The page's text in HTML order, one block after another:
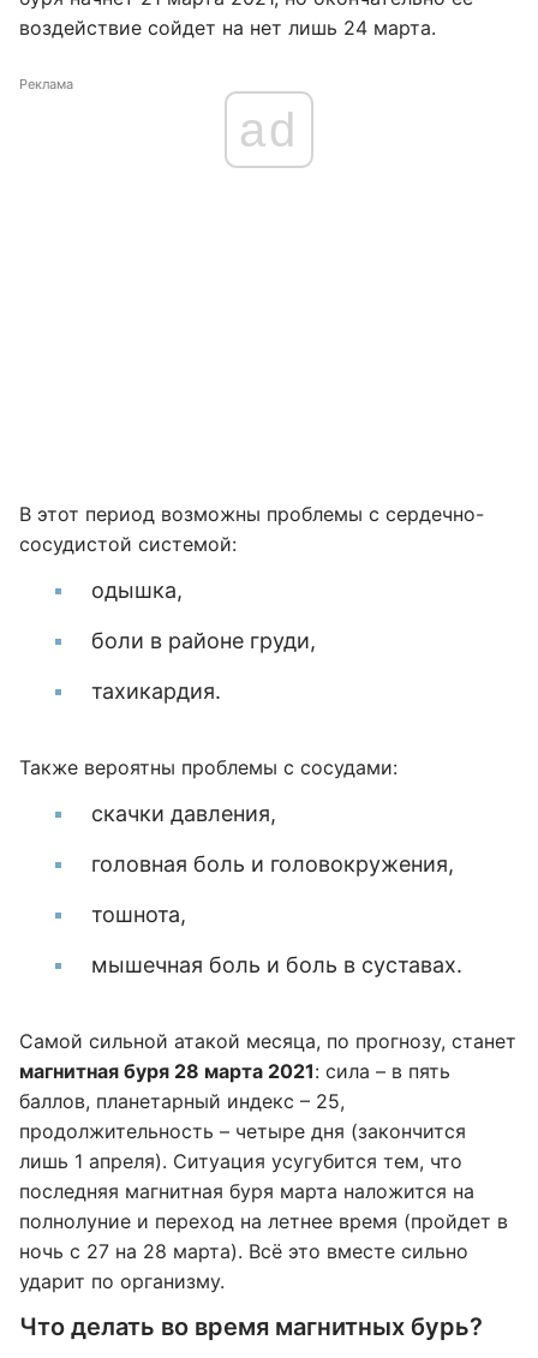
воздействие сойдет на нет лишь 24 марта.
Реклама
ad
В этот период возможны проблемы с сердечно-
сосудистой системой:
одышка,
боли в районе груди,
тахикардия.
Также вероятны проблемы с сосудами:
скачки давления,
головная боль и головокружения,
тошнота,
мышечная боль и боль в суставах.
Самой сильной атакой месяца, по прогнозу, станет
магнитная буря 28 марта 2021: сила – в пять
баллов, планетарный индекс – 25,
продолжительность – четыре дня (закончится
лишь 1 апреля). Ситуация усугубится тем, что
последняя магнитная буря марта наложится на
полнолуние и переход на летнее время (пройдет в
ночь с 27 на 28 марта). Всё это вместе сильно
ударит по организму.
Что делать во время магнитных бурь?